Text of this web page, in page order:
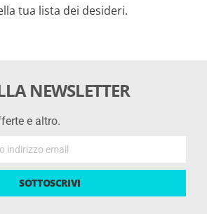
tua lista dei desideri.
NEWSLETTER
e altro.
SOTTOSCRIVI